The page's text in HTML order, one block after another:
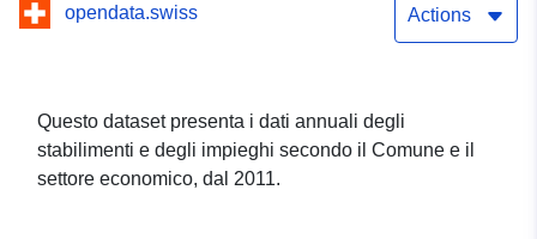
opendata.swiss Actions
Questo dataset presenta i dati annuali degli
stabilimenti e degli impieghi secondo il Comune e il
settore economico, dal 2011.